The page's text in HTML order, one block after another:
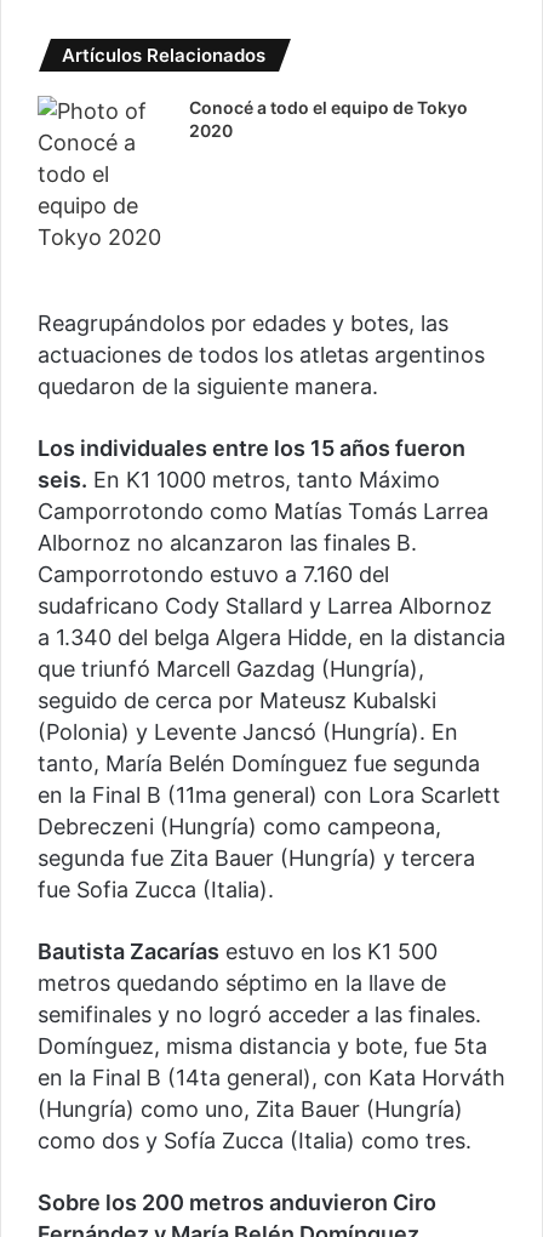
Artículos Relacionados
Conocé a todo el equipo de Tokyo
2020
Reagrupándolos por edades y botes, las
actuaciones de todos los atletas argentinos
quedaron de la siguiente manera.
Los individuales entre los 15 años fueron
seis. En K1 1000 metros, tanto Máximo
Camporrotondo como Matías Tomás Larrea
Albornoz no alcanzaron las finales B.
Camporrotondo estuvo a 7.160 del
sudafricano Cody Stallard y Larrea Albornoz
a 1.340 del belga Algera Hidde, en la distancia
que triunfó Marcell Gazdag (Hungría),
seguido de cerca por Mateusz Kubalski
(Polonia) y Levente Jancsó (Hungría). En
tanto, María Belén Domínguez fue segunda
en la Final B (11ma general) con Lora Scarlett
Debreczeni (Hungría) como campeona,
segunda fue Zita Bauer (Hungría) y tercera
fue Sofia Zucca (Italia).
Bautista Zacarías estuvo en los K1 500
metros quedando séptimo en la llave de
semifinales y no logró acceder a las finales.
Domínguez, misma distancia y bote, fue 5ta
en la Final B (14ta general), con Kata Horváth
(Hungría) como uno, Zita Bauer (Hungría)
como dos y Sofía Zucca (Italia) como tres.
Sobre los 200 metros anduvieron Ciro